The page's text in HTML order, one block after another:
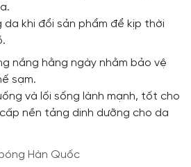
da khi đổi sản phẩm để kịp thời
nắng hằng ngày nhằm bảo vệ
sạm.
và lối sống lành mạnh, tốt cho
nền tảng dinh dưỡng cho da
Hàn Quốc